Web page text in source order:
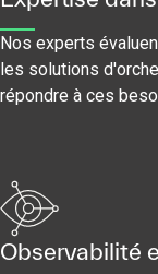
Nos experts
les solutions
répondre à ces
Observabilité